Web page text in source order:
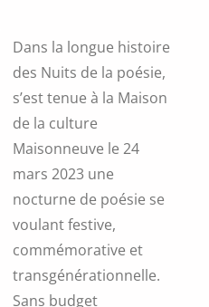
Dans la longue histoire
des Nuits de la poésie,
s’est tenue à la Maison
de la culture
Maisonneuve le 24
mars 2023 une
nocturne de poésie se
voulant festive,
commémorative et
transgénérationnelle.
Sans budget